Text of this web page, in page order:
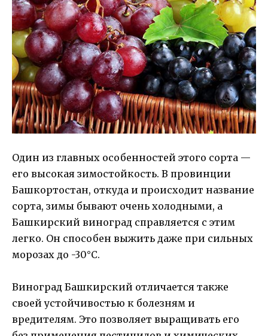
Один из главных особенностей этого сорта —
его высокая зимостойкость. В провинции
Башкортостан, откуда и происходит название
сорта, зимы бывают очень холодными, а
Башкирский виноград справляется с этим
легко. Он способен выжить даже при сильных
морозах до -30°C.
Виноград Башкирский отличается также
своей устойчивостью к болезням и
вредителям. Это позволяет выращивать его